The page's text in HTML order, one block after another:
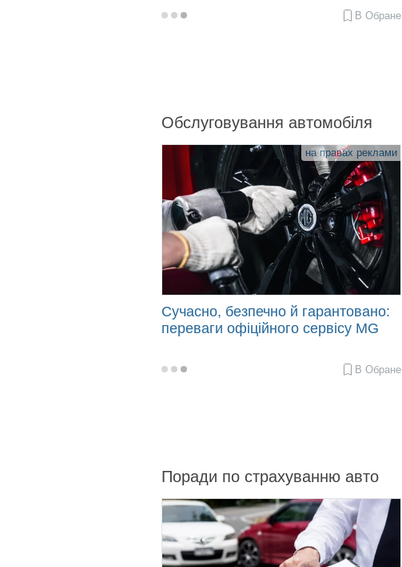
2026-
В Обране
Обслуговування автомобіля
на правах реклами
Сучасно, безпечно й гарантовано:
переваги офіційного сервісу MG
2026-
В Обране
Поради по страхуванню авто